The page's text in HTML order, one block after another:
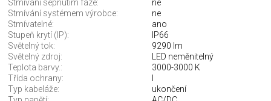
Stmívání sepnutím fáze:
ne
Stmívání systémem výrobce:
ne
Stmívatelné:
ano
Stupeň krytí (IP):
IP66
Světelný tok:
9290 lm
Světelný zdroj:
LED neměnitelný
Teplota barvy.:
3000-3000 K
Třída ochrany:
Typ kabeláže:
ukončení